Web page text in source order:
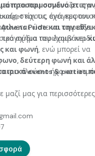
που συνδυάζει
στίχους, έχει
Pride και την
του έχουν
προσαρμοσμένο στις
και τις ανάγκες του
ώστε να
σχήμα περιλαμβάνει
και φωνή, ενώ μπορεί να
δεύτερη φωνή και
πιο πλούσιο ήχο και
events & parties
μαζί μας για περισσότερες